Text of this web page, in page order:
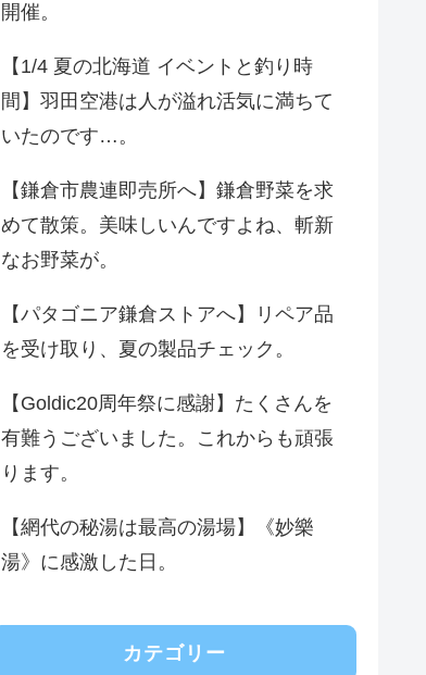
開催。
【1/4 夏の北海道 イベントと釣り時
間】羽田空港は人が溢れ活気に満ちて
いたのです…。
【鎌倉市農連即売所へ】鎌倉野菜を求
めて散策。美味しいんですよね、斬新
なお野菜が。
【パタゴニア鎌倉ストアへ】リペア品
を受け取り、夏の製品チェック。
【Goldic20周年祭に感謝】たくさんを
有難うございました。これからも頑張
ります。
【網代の秘湯は最高の湯場】《妙樂
湯》に感激した日。
カテゴリー